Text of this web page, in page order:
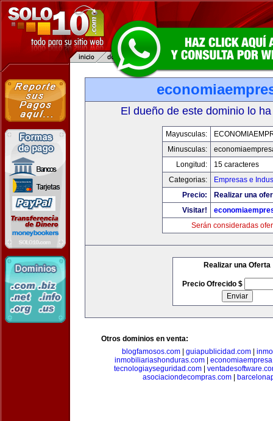
El dueño de este dominio lo
Mayusculas:
Minusculas:
Longitud:
15 caracteres
Categorias:
Empresas e
Precio:
Realizar una
Visitar!
Serán consideradas
Realizar una Oferta
Precio Ofrecido $
Otros dominios en venta:
blogfamosos.com
guiapublicidad.com
inmobiliariashonduras.com
tecnologiayseguridad.com|
asociaciondecompras.com|